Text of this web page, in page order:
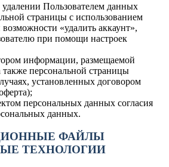
удалении Пользователем данных
страницы с использованием
«удалить аккаунт»,
при помощи настроек
информации, размещаемой
также персональной страницы
установленных договором
персональных данных согласия
данных.
ФАЙЛЫ
ТЕХНОЛОГИИ